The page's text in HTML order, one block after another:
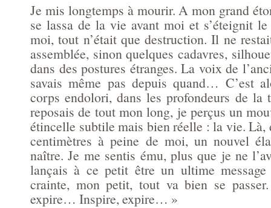
Je mis longtemps à mourir. A mon grand
se lassa de la vie avant moi et s’éteignit
moi, tout n’était que destruction. Il ne
assemblée, sinon quelques cadavres,
dans des postures étranges. La voix de
savais même pas depuis quand… C’est
corps endolori, dans les profondeurs de la
reposais de tout mon long, je perçus un
étincelle subtile mais bien réelle : la vie. Là,
centimètres à peine de moi, un nouvel
naître. Je me sentis ému, plus que je ne
lançais à ce petit être un ultime
crainte, mon petit, tout va bien se
expire… Inspire, expire… »